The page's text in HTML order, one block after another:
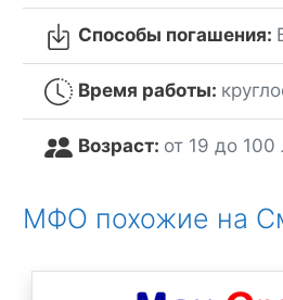
Способы погашения:
Время работы:
Возраст: от 19 до 100
МФО похожие на